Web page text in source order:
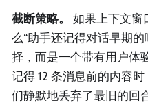
截断策略。
如果上下文窗
么“助手还记得对话早期
择，而是一个带有用户体
记得 12 条消息前的内容
们静默地丢弃了最旧的回